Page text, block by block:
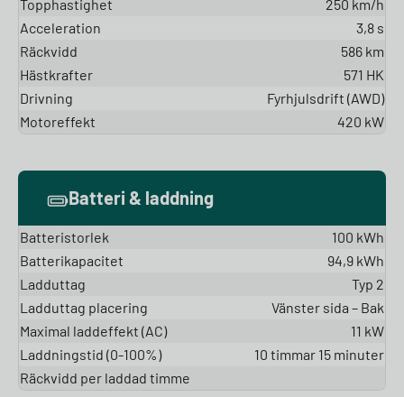
Topphastighet
250 km/h
Acceleration
3,8 s
Räckvidd
586 km
Hästkrafter
571 HK
Drivning
Fyrhjulsdrift (AWD)
Motoreffekt
420 kW
Batteri & laddning
Batteristorlek
100 kWh
Batterikapacitet
94,9 kWh
Ladduttag
Typ 2
Ladduttag placering
Vänster sida – Bak
Maximal laddeffekt (AC)
11 kW
Laddningstid (0-100%)
10 timmar 15 minuter
Räckvidd per laddad timme